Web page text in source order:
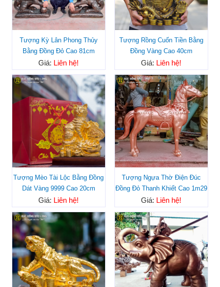
Tượng Kỳ Lân Phong Thủy
Bằng Đồng Đỏ Cao 81cm
Giá: Liên hệ!
Tượng Rồng Cuốn Tiền Bằng
Đồng Vàng Cao 40cm
Giá: Liên hệ!
Tượng Mèo Tài Lộc Bằng Đồng
Dát Vàng 9999 Cao 20cm
Giá: Liên hệ!
Tượng Ngựa Thờ Điện Đúc
Đồng Đỏ Thanh Khiết Cao 1m29
Giá: Liên hệ!